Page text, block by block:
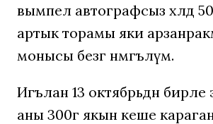
вымпел автографсыз хәлдә
артык торамы яки
монысы безгә нәмәгълүм.
Игълан 13 октябрьдән бирле
аны 300гә якын кеше